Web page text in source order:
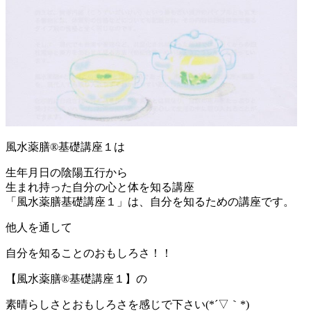
風水薬膳®基礎講座１は
生年月日の陰陽五行から
生まれ持った自分の心と体を知る講座
「風水薬膳基礎講座１」は、自分を知るための講座です。
他人を通して
自分を知ることのおもしろさ！！
【風水薬膳®基礎講座１】の
素晴らしさとおもしろさを感じで下さい(*´▽｀*)